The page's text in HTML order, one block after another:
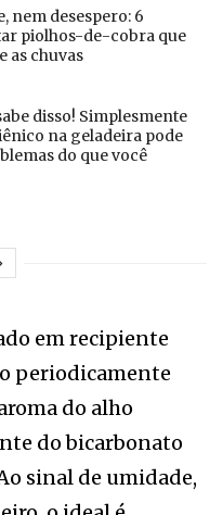
nem desespero: 6
piolhos-de-cobra que
as chuvas
disso! Simplesmente
na geladeira pode
do que você
em recipiente
periodicamente
do alho
do bicarbonato
sinal de umidade,